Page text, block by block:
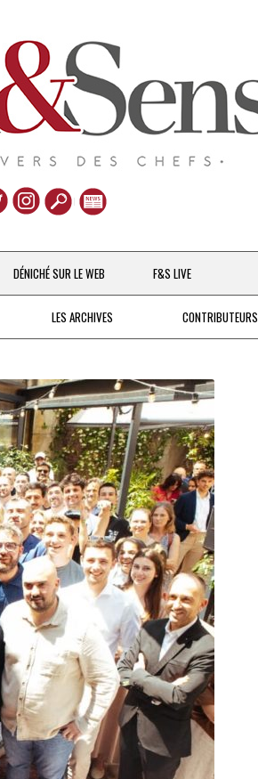
Aller
au
contenu
DÉNICHÉ SUR LE WEB F&S LIVE
LES ARCHIVES
DEPUIS 2016
CONTRIBUTEURS